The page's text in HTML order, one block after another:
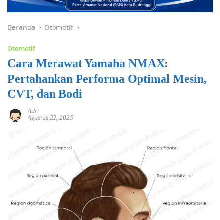
Beranda Otomotif
Otomotif
Cara Merawat Yamaha NMAX:
Pertahankan Performa Optimal Mesin,
CVT, dan Bodi
Adri
Agustus 22, 2025